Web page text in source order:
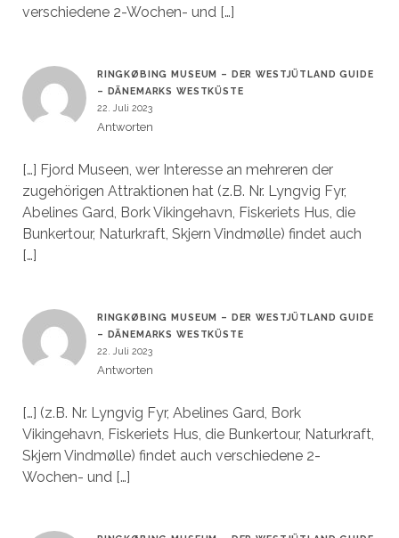
verschiedene 2-Wochen- und […]
RINGKØBING MUSEUM – DER WESTJÜTLAND GUIDE
– DÄNEMARKS WESTKÜSTE
22. Juli 2023
Antworten
[…] Fjord Museen, wer Interesse an mehreren der
zugehörigen Attraktionen hat (z.B. Nr. Lyngvig Fyr,
Abelines Gard, Bork Vikingehavn, Fiskeriets Hus, die
Bunkertour, Naturkraft, Skjern Vindmølle) findet auch
[…]
RINGKØBING MUSEUM – DER WESTJÜTLAND GUIDE
– DÄNEMARKS WESTKÜSTE
22. Juli 2023
Antworten
[…] (z.B. Nr. Lyngvig Fyr, Abelines Gard, Bork
Vikingehavn, Fiskeriets Hus, die Bunkertour, Naturkraft,
Skjern Vindmølle) findet auch verschiedene 2-
Wochen- und […]